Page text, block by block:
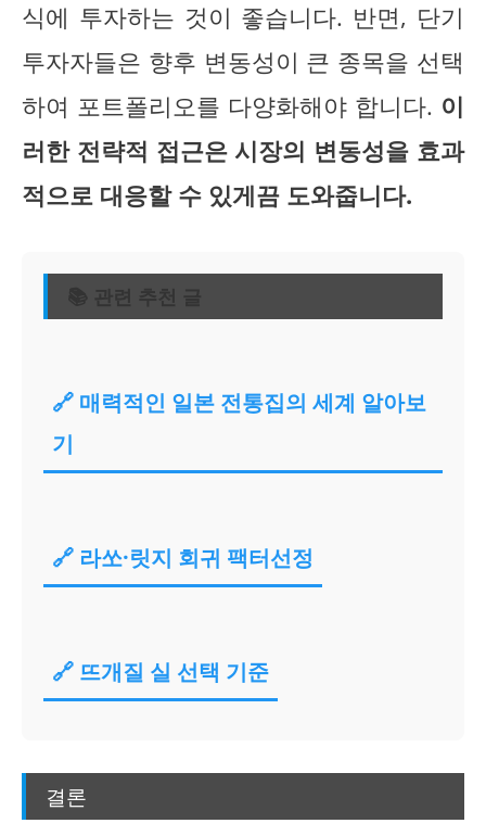
식에 투자하는 것이 좋습니다. 반면, 단기
투자자들은 향후 변동성이 큰 종목을 선택
하여 포트폴리오를 다양화해야 합니다. 이
러한 전략적 접근은 시장의 변동성을 효과
적으로 대응할 수 있게끔 도와줍니다.
📚 관련 추천 글
🔗 매력적인 일본 전통집의 세계 알아보
기
🔗 라쏘·릿지 회귀 팩터선정
🔗 뜨개질 실 선택 기준
결론